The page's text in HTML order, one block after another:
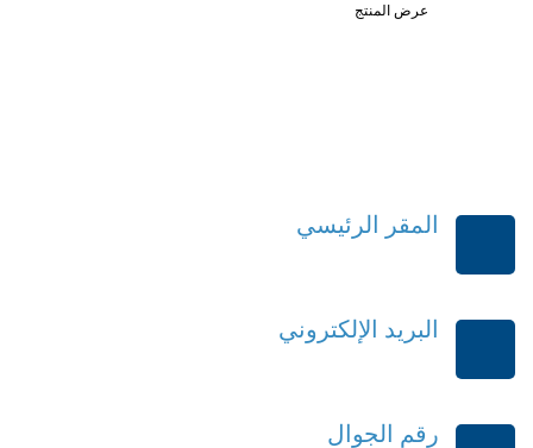
عرض المنتج
المقر الرئيسي
البريد الإلكتروني
رقم الجوال